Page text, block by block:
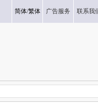
简体/繁体 广告服务 联系我